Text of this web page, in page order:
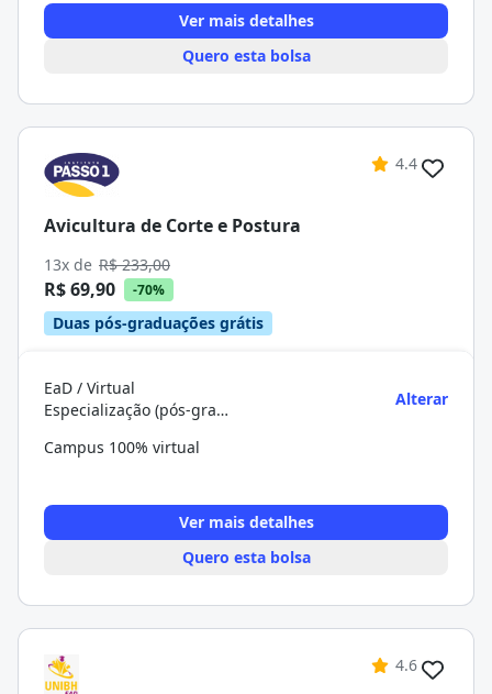
Ver mais detalhes
Quero esta bolsa
4.4
Avicultura de Corte e Postura
13x de R$ 233,00
R$ 69,90 -70%
Duas pós-graduações grátis
EaD / Virtual
Especialização (pós-graduação)
Alterar
Campus 100% virtual
Ver mais detalhes
Quero esta bolsa
4.6